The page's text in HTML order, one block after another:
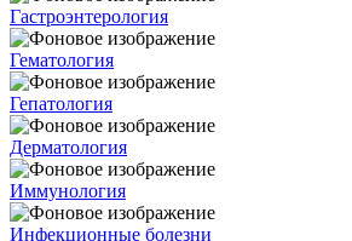
Гастроэнтерология
Гематология
Гепатология
Дерматология
Иммунология
Инфекционные болезни